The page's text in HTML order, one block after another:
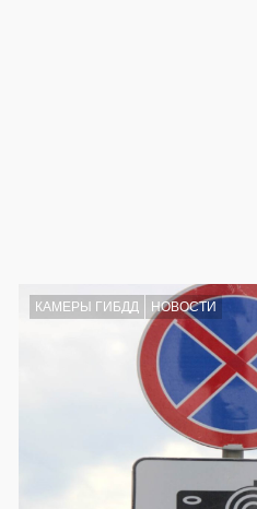
КАМЕРЫ ГИБДД НОВОСТИ